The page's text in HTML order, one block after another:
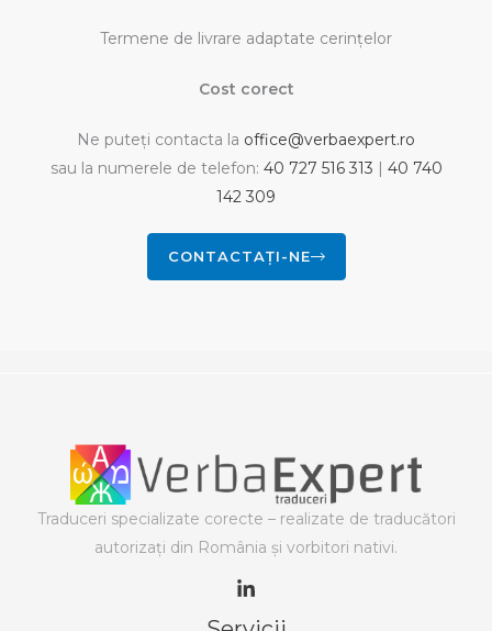
Termene de livrare adaptate cerinţelor
Cost corect
Ne puteți contacta la office@verbaexpert.ro
sau la numerele de telefon: 40 727 516 313 | 40 740
142 309
CONTACTAȚI-NE
Traduceri specializate corecte – realizate de traducători
autorizaţi din România şi vorbitori nativi.